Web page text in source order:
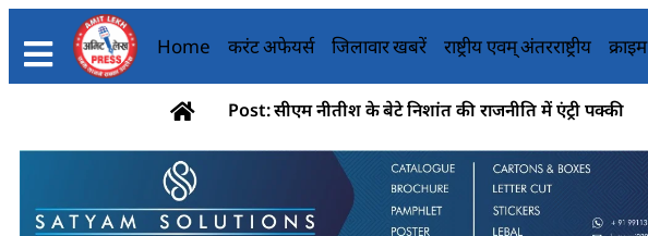
Home करंट अफेयर्स जिलावार खबरें राष्ट्रीय एवम् अंतरराष्ट्रीय क्राइम
Post: सीएम नीतीश के बेटे निशांत की राजनीति में एंट्री पक्की